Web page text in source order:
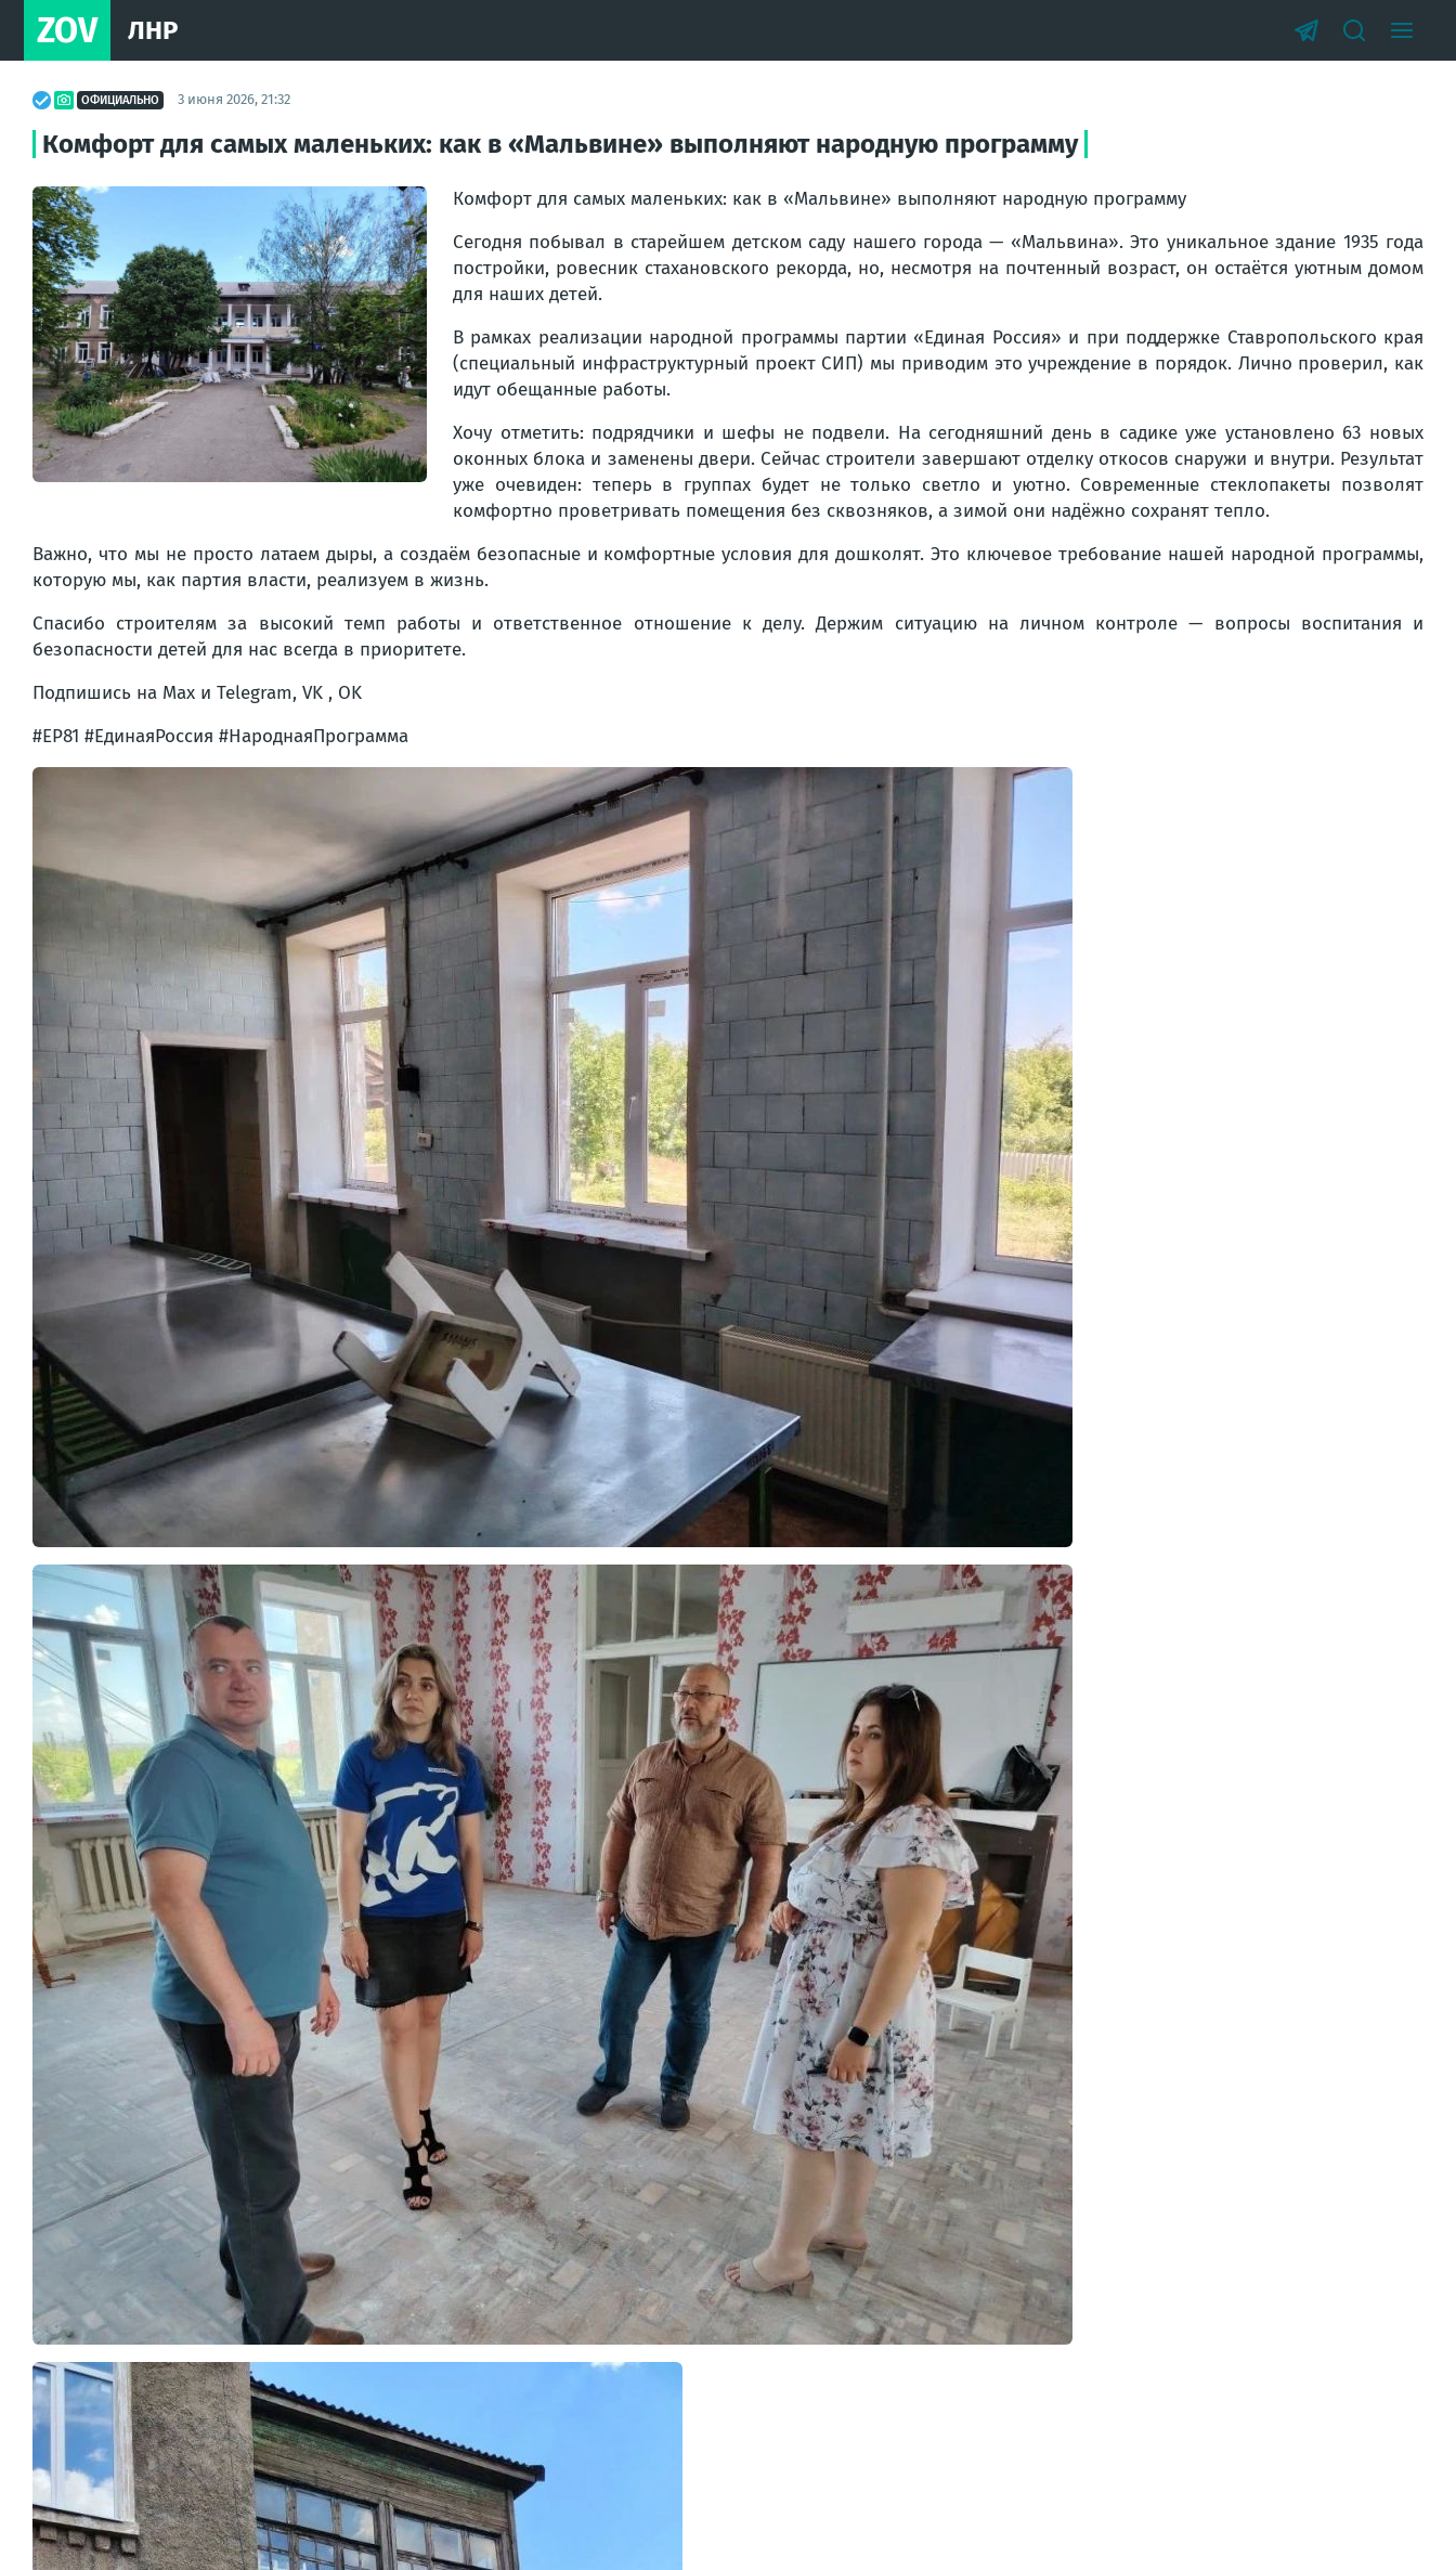
ZOV ЛНР
ОФИЦИАЛЬНО 3 июня 2026, 21:32
Комфорт для самых маленьких: как в «Мальвине» выполняют народную программу
Комфорт для самых маленьких: как в «Мальвине» выполняют народную программу
Сегодня побывал в старейшем детском саду нашего города — «Мальвина». Это уникальное здание 1935 года
постройки, ровесник стахановского рекорда, но, несмотря на почтенный возраст, он остаётся уютным домом
для наших детей.
В рамках реализации народной программы партии «Единая Россия» и при поддержке Ставропольского края
(специальный инфраструктурный проект СИП) мы приводим это учреждение в порядок. Лично проверил, как
идут обещанные работы.
Хочу отметить: подрядчики и шефы не подвели. На сегодняшний день в садике уже установлено 63 новых
оконных блока и заменены двери. Сейчас строители завершают отделку откосов снаружи и внутри. Результат
уже очевиден: теперь в группах будет не только светло и уютно. Современные стеклопакеты позволят
комфортно проветривать помещения без сквозняков, а зимой они надёжно сохранят тепло.
Важно, что мы не просто латаем дыры, а создаём безопасные и комфортные условия для дошколят. Это ключевое требование нашей народной программы,
которую мы, как партия власти, реализуем в жизнь.
Спасибо строителям за высокий темп работы и ответственное отношение к делу. Держим ситуацию на личном контроле — вопросы воспитания и
безопасности детей для нас всегда в приоритете.
Подпишись на Max и Telegram, VK , OK
#ЕР81 #ЕдинаяРоссия #НароднаяПрограмма